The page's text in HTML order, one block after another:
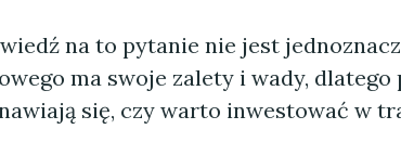
na to pytanie nie jest
ma swoje zalety i wady,
się, czy warto inwestować w